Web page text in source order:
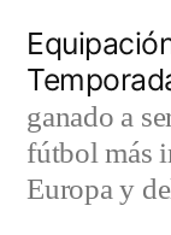
contenido
ganado a
fútbol más
Europa y